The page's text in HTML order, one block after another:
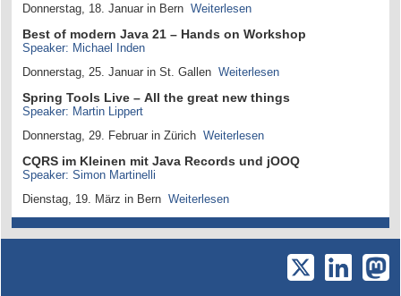
Donnerstag, 18. Januar in Bern Weiterlesen
Best of modern Java 21 – Hands on Workshop
Speaker: Michael Inden
Donnerstag, 25. Januar in St. Gallen Weiterlesen
Spring Tools Live – All the great new things
Speaker: Martin Lippert
Donnerstag, 29. Februar in Zürich Weiterlesen
CQRS im Kleinen mit Java Records und jOOQ
Speaker: Simon Martinelli
Dienstag, 19. März in Bern Weiterlesen